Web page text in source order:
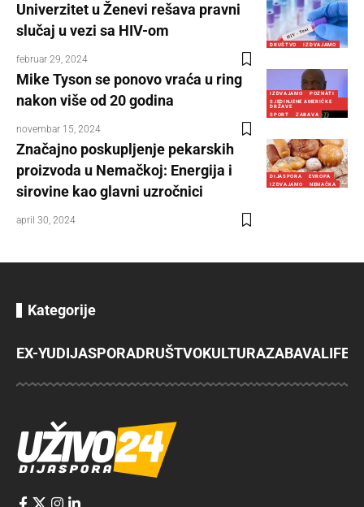
DRUŠTVO IZDVAJAMO
Univerzitet u Ženevi rešava pravni
slučaj u vezi sa HIV-om
februar 29, 2024
IZDVAJAMO
POZNATI
SJEDINJENE AMERIČKE
DRŽAVE
SPORT
ZABAVA
Mike Tyson se ponovo vraća u ring
nakon više od 20 godina
novembar 15, 2024
DIJASPORA
EVROPA
IZDVAJAMO
NEMAČKA
Značajno poskupljenje pekarskih
proizvoda u Nemačkoj: Energija i
sirovine kao glavni uzročnici
april 30, 2024
Kategorije
EX-YUDIJASPORADRUŠTVOKULTURAZABAVA